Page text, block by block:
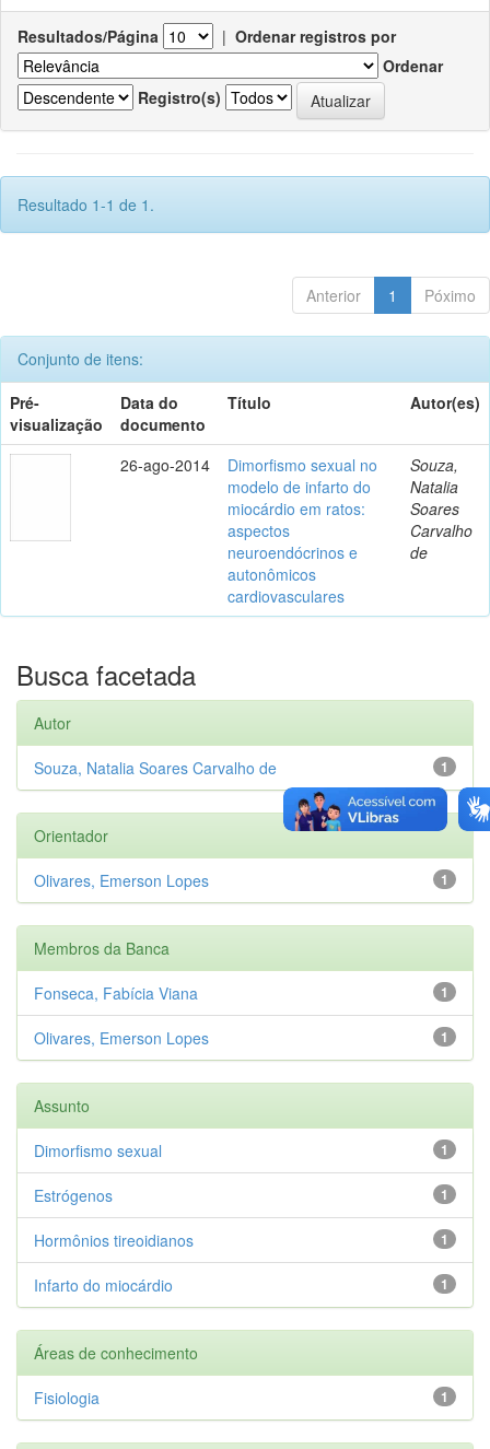
Resultados/Página | Ordenar registros por
Ordenar
Registro(s)
Resultado 1-1 de 1.
Anterior 1 Póximo
Conjunto de itens:
Pré-
visualização
Data do
documento
Título Autor(es)
26-ago-2014
Dimorfismo sexual no
modelo de infarto do
miocárdio em ratos:
aspectos
neuroendócrinos e
autonômicos
cardiovasculares
Souza,
Natalia
Soares
Carvalho
de
Busca facetada
Autor
1
Souza, Natalia Soares Carvalho de
Orientador
1
Olivares, Emerson Lopes
Membros da Banca
1
Fonseca, Fabícia Viana
1
Olivares, Emerson Lopes
Assunto
1
Dimorfismo sexual
1
Estrógenos
1
Hormônios tireoidianos
1
Infarto do miocárdio
Áreas de conhecimento
1
Fisiologia